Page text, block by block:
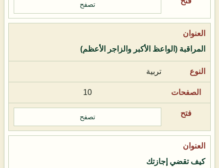
تصفح
المراقبة (الواعظ الأكبر والزاجر الأعظم)
تربية
10
تصفح
كيف تقضي إجازتك